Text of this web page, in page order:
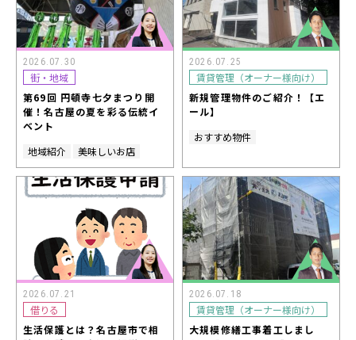
2026.07.30
街・地域
第69回 円頓寺七夕まつり開
催！名古屋の夏を彩る伝統イ
ベント
地域紹介
美味しいお店
2026.07.25
賃貸管理（オーナー様向け）
新規管理物件のご紹介！【エ
ール】
おすすめ物件
2026.07.21
借りる
生活保護とは？名古屋市で相
2026.07.18
賃貸管理（オーナー様向け）
大規模修繕工事着工しまし